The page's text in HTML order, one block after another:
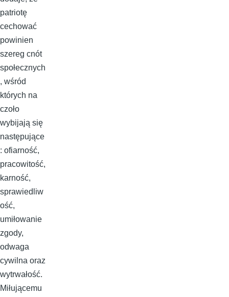
patriotę
cechować
powinien
szereg cnót
społecznych
, wśród
których na
czoło
wybijają się
następujące
: ofiarność,
pracowitość,
karność,
sprawiedliw
ość,
umiłowanie
zgody,
odwaga
cywilna oraz
wytrwałość.
Miłującemu